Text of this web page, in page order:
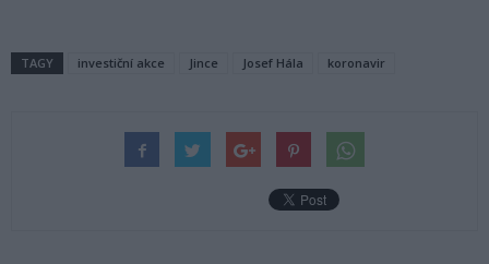
TAGY investiční akce Jince Josef Hála koronavir